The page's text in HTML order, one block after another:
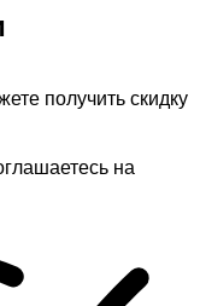
получить скидку
на